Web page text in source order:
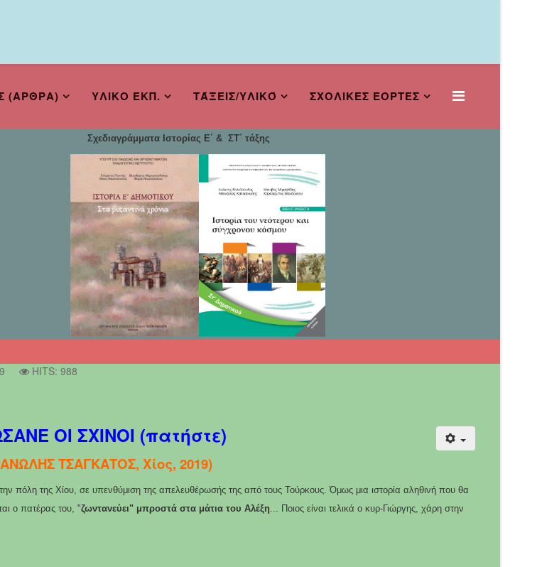
(ΑΡΘΡΑ) ΥΛΙΚΟ ΕΚΠ. ΤΆΞΕΙΣ/ΥΛΙΚΌ ΣΧΟΛΙΚΕΣ ΕΟΡΤΕΣ
Σχεδιαγράμματα Ιστορίας Ε΄ & ΣΤ΄ τάξης
HITS: 988
ΟΙ ΣΧΙΝΟΙ (πατήστε)
ΤΣΑΓΚΑΤΟΣ, Χίος, 2019)
πόλη της Χίου, σε υπενθύμιση της απελευθέρωσής της από τους Τούρκους. Όμως μια ιστορία αληθινή που θα
ο πατέρας του, "ζωντανεύει" μπροστά στα μάτια του Αλέξη... Ποιος είναι τελικά ο κυρ-Γιώργης, χάρη στην